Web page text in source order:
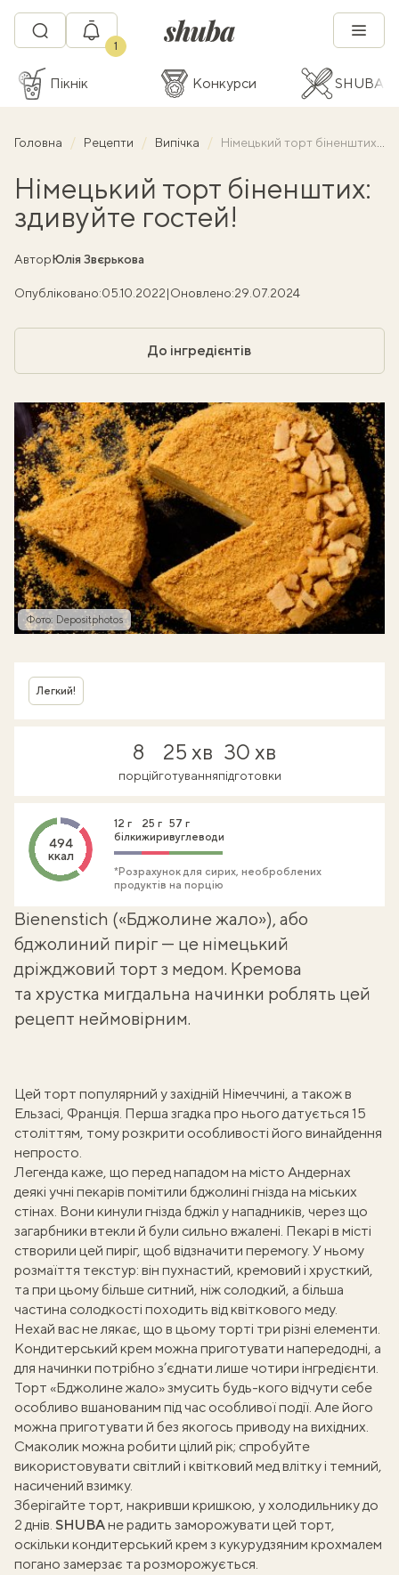
1
Пікнік Конкурси SHUBA
Головна Рецепти Випічка Німецький торт біненштих: здивуйте гостей!
Німецький торт біненштих:
здивуйте гостей!
АвторЮлія Звєрькова
Опубліковано:05.10.2022|Оновлено:29.07.2024
До інгредієнтів
Фото: Depositphotos
Легкий!
8
порцій
25 хв
готування
30 хв
підготовки
494
ккал
12 г
білки
25 г
жири
57 г
вуглеводи
*Розрахунок для сирих, необроблених
продуктів на порцію
Bienenstich («Бджолине жало»), або
бджолиний пиріг — це німецький
дріжджовий торт з медом. Кремова
та хрустка мигдальна начинки роблять цей
рецепт неймовірним.
Цей торт популярний у західній Німеччині, а також в
Ельзасі, Франція. Перша згадка про нього датується 15
століттям, тому розкрити особливості його винайдення
непросто.
Легенда каже, що перед нападом на місто Андернах
деякі учні пекарів помітили бджолині гнізда на міських
стінах. Вони кинули гнізда бджіл у нападників, через що
загарбники втекли й були сильно вжалені. Пекарі в місті
створили цей пиріг, щоб відзначити перемогу. У ньому
розмаїття текстур: він пухнастий, кремовий і хрусткий,
та при цьому більше ситний, ніж солодкий, а більша
частина солодкості походить від квіткового меду.
Нехай вас не лякає, що в цьому торті три різні елементи.
Кондитерський крем можна приготувати напередодні, а
для начинки потрібно з’єднати лише чотири інгредієнти.
Торт «Бджолине жало» змусить будь-кого відчути себе
особливо вшанованим під час особливої події. Але його
можна приготувати й без якогось приводу на вихідних.
Смаколик можна робити цілий рік; спробуйте
використовувати світлий і квітковий мед влітку і темний,
насичений взимку.
Зберігайте торт, накривши кришкою, у холодильнику до
2 днів. SHUBAне радить заморожувати цей торт,
оскільки кондитерський крем з кукурудзяним крохмалем
погано замерзає та розморожується.